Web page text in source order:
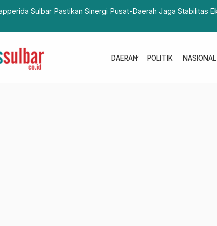
Tren Investasi di Kawasan Arumanis Jabar Selatan Meningkat
DAERAH
expand_more POLITIK NASIONAL